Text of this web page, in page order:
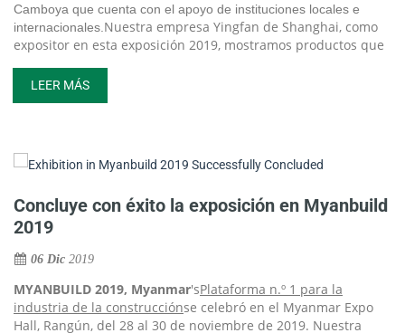
Camboya que cuenta con el apoyo de instituciones locales e
internacionales.Nuestra empresa Yingfan de Shanghai, como
expositor en esta exposición 2019, mostramos productos que
geotextil permeable, barrera de bentonita, compuestos de
drenaje de georedes, membrana geocompuesta, etc., además
LEER MÁS
Concluye con éxito la exposición en Myanbuild
2019
06 Dic 2019
MYANBUILD 2019, Myanmar'sPlataforma n.º 1 para la
industria de la construcciónse celebró en el Myanmar Expo
Hall, Rangún, del 28 al 30 de noviembre de 2019. Nuestra